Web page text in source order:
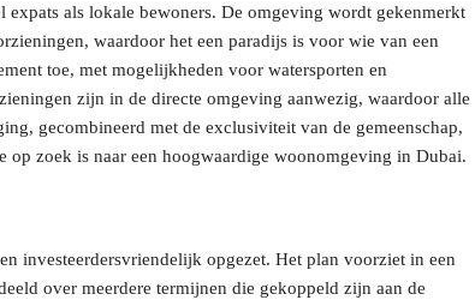
als lokale bewoners. De omgeving wordt gekenmerkt
waardoor het een paradijs is voor wie van een
toe, met mogelijkheden voor watersporten en
zijn in de directe omgeving aanwezig, waardoor alle
gecombineerd met de exclusiviteit van de gemeenschap,
op zoek is naar een hoogwaardige woonomgeving in Dubai.
investeerdersvriendelijk opgezet. Het plan voorziet in een
over meerdere termijnen die gekoppeld zijn aan de